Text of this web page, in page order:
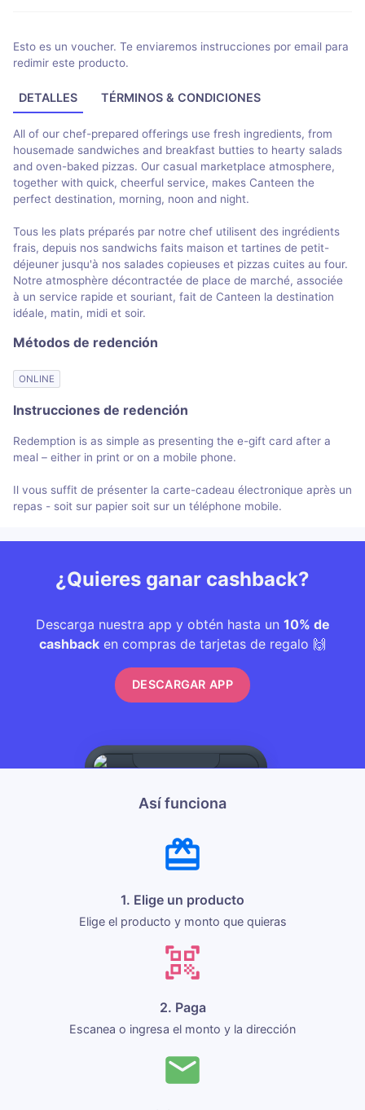
Esto es un voucher. Te enviaremos instrucciones por email para
redimir este producto.
DETALLES TÉRMINOS & CONDICIONES
All of our chef-prepared offerings use fresh ingredients, from
housemade sandwiches and breakfast butties to hearty salads
and oven-baked pizzas. Our casual marketplace atmosphere,
together with quick, cheerful service, makes Canteen the
perfect destination, morning, noon and night.
Tous les plats préparés par notre chef utilisent des ingrédients
frais, depuis nos sandwichs faits maison et tartines de petit-
déjeuner jusqu'à nos salades copieuses et pizzas cuites au four.
Notre atmosphère décontractée de place de marché, associée
à un service rapide et souriant, fait de Canteen la destination
idéale, matin, midi et soir.
Métodos de redención
ONLINE
Instrucciones de redención
Redemption is as simple as presenting the e-gift card after a
meal – either in print or on a mobile phone.
Il vous suffit de présenter la carte-cadeau électronique après un
repas - soit sur papier soit sur un téléphone mobile.
¿Quieres ganar cashback?
Descarga nuestra app y obtén hasta un 10% de
cashback en compras de tarjetas de regalo 🙌
DESCARGAR APP
Así funciona
1. Elige un producto
Elige el producto y monto que quieras
2. Paga
Escanea o ingresa el monto y la dirección